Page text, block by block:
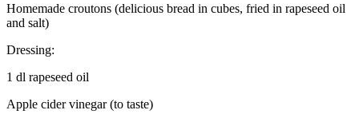
Homemade croutons (delicious bread in cubes, fried in rapeseed oil
and salt)
Dressing:
1 dl rapeseed oil
Apple cider vinegar (to taste)